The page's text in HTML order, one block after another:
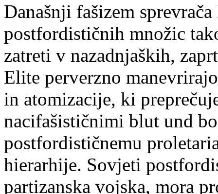
Današnji fašizem
postfordističnih množic
zatreti v nazadnjaških,
Elite perverzno
in atomizacije, ki
nacifašističnimi blut und
postfordističnemu
hierarhije. Sovjeti
partizanska vojska, mora